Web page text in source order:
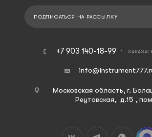
ПОДПИСАТЬСЯ НА РАССЫЛКУ
+7 903 140-18-99
Московская область, г.
Реутовская, д.15 ,